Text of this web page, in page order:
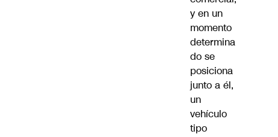
y en un
momento
determina
do se
posiciona
junto a él,
un
vehículo
tipo